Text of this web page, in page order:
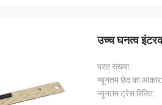
उपकरणों
करने के
उच्च घनत्व
परत संख्या:
न्यूनतम छेद का आकार:
न्यूनतम ट्रेस रिक्ति: